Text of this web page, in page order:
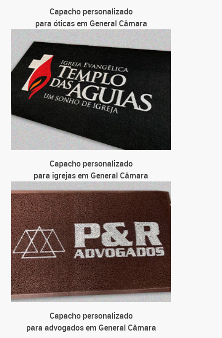
Capacho personalizado
para óticas em General Câmara
Capacho personalizado
para igrejas em General Câmara
Capacho personalizado
para advogados em General Câmara